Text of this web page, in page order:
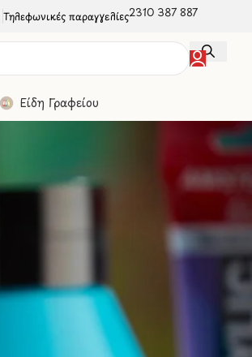
Τηλεφωνικές παραγγελίες2310 387 887
Είδη Γραφείου